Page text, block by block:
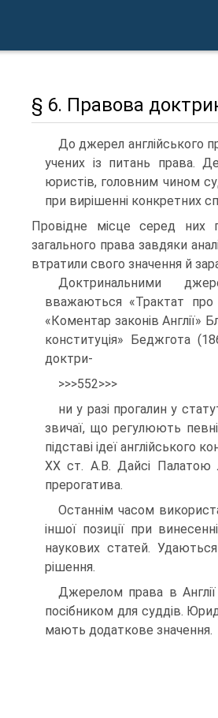
§ 6. Правова
До джерел англійського
учених із питань права.
юристів, головним чином
при вирішенні конкретних
Провідне місце серед них
загального права завдяки
втратили свого значення й
Доктринальними
вважаються «Трактат про
«Коментар законів Англії»
конституція» Беджгота
доктри-
>>>552>>>
ни у разі прогалин у
звичаї, що регулюють
підставі ідеї англійського
XX ст. А.В. Дайсі Палатою
прерогатива.
Останнім часом
іншої позиції при
наукових статей.
рішення.
Джерелом права в
посібником для суддів.
мають додаткове значення.